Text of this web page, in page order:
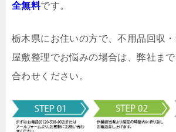
全無料です。
栃木県にお住いの方で、不用品回収
屋敷整理でお悩みの場合は、弊社ま
合わせください。